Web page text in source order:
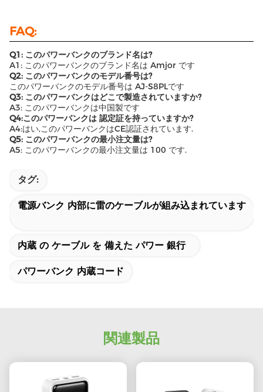
FAQ:
Q1: このパワーバンクのブランド名は?
A1: このパワーバンクのブランド名は Amjor です
Q2: このパワーバンクのモデル番号は?
このパワーバンクのモデル番号は AJ-S8PLです
Q3: このパワーバンクはどこで製造されていますか?
A3: このパワーバンクは中国製です
Q4:このパワーバンクは 認定証を持っていますか?
A4:はい,このパワーバンクはCE認証されています.
Q5: このパワーバンクの最小注文量は?
A5: このパワーバンクの最小注文量は 100 です.
タグ:
電源バンク 内部に雷のケーブルが組み込まれています
内蔵 の ケーブル を 備えた パワー 銀行
パワーバンク 内蔵コード
関連製品